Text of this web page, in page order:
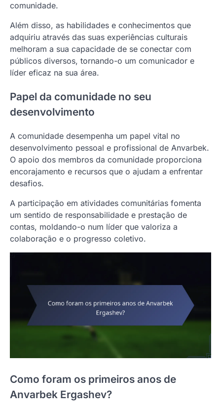
comunidade.
Além disso, as habilidades e conhecimentos que
adquiriu através das suas experiências culturais
melhoram a sua capacidade de se conectar com
públicos diversos, tornando-o um comunicador e
líder eficaz na sua área.
Papel da comunidade no seu
desenvolvimento
A comunidade desempenha um papel vital no
desenvolvimento pessoal e profissional de Anvarbek.
O apoio dos membros da comunidade proporciona
encorajamento e recursos que o ajudam a enfrentar
desafios.
A participação em atividades comunitárias fomenta
um sentido de responsabilidade e prestação de
contas, moldando-o num líder que valoriza a
colaboração e o progresso coletivo.
Como foram os primeiros anos de
Anvarbek Ergashev?